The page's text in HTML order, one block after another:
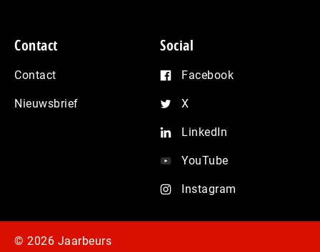
Contact
Contact
Nieuwsbrief
Social
Facebook
X
LinkedIn
YouTube
Instagram
© 2026 Jaarbeurs